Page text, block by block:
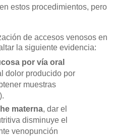
estos procedimientos, pero
de accesos venosos en
la siguiente evidencia:
por vía oral
dolor producido por
muestras
materna, dar el
disminuye el
venopunción